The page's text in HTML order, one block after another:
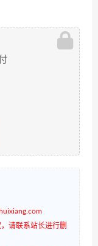
请联系站长进行删